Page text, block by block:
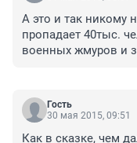
А это и так никому
пропадает 40тыс.
военных жмуров и
Гость
30 мая 2015, 09:51
Как в сказке, чем